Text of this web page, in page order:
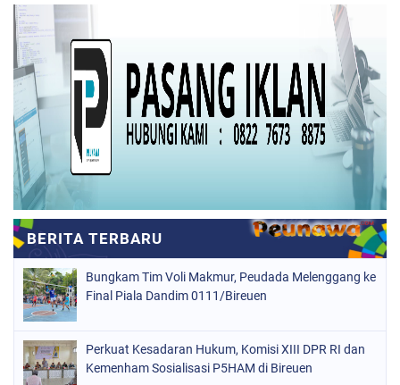
Bungkam Tim Voli Makmur, Peudada Melenggang ke
Final Piala Dandim 0111/Bireuen
Perkuat Kesadaran Hukum, Komisi XIII DPR RI dan
Kemenham Sosialisasi P5HAM di Bireuen